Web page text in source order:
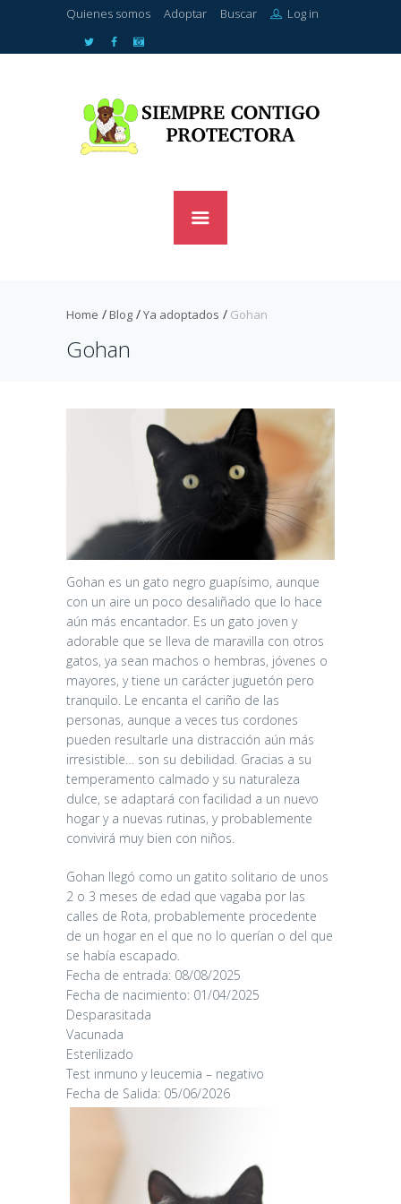
Quienes somos Adoptar Buscar Log in
Home Blog Ya adoptados Gohan
Gohan
Gohan es un gato negro guapísimo, aunque
con un aire un poco desaliñado que lo hace
aún más encantador. Es un gato joven y
adorable que se lleva de maravilla con otros
gatos, ya sean machos o hembras, jóvenes o
mayores, y tiene un carácter juguetón pero
tranquilo. Le encanta el cariño de las
personas, aunque a veces tus cordones
pueden resultarle una distracción aún más
irresistible… son su debilidad. Gracias a su
temperamento calmado y su naturaleza
dulce, se adaptará con facilidad a un nuevo
hogar y a nuevas rutinas, y probablemente
convivirá muy bien con niños.
Gohan llegó como un gatito solitario de unos
2 o 3 meses de edad que vagaba por las
calles de Rota, probablemente procedente
de un hogar en el que no lo querían o del que
se había escapado.
Fecha de entrada: 08/08/2025
Fecha de nacimiento: 01/04/2025
Desparasitada
Vacunada
Esterilizado
Test inmuno y leucemia – negativo
Fecha de Salida: 05/06/2026